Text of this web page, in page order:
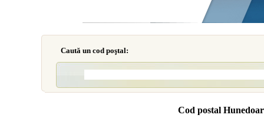
Caută un cod poştal:
Cod postal